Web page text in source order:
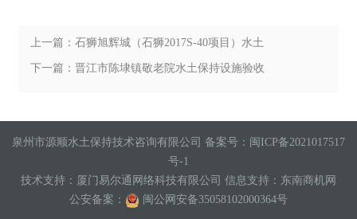
上一篇：石狮旭辉城（石狮2017S-40项目）水土
保持设施验收工作
下一篇：晋江市陈埭镇敬老院水土保持设施验收
泉州市源顺水土保持技术咨询有限公司 备案号： 闽ICP备2021017517
号-1
技术支持： 厦门易尔通网络科技有限公司 信息支持： 东南商机网
公安备案：
闽公网安备35058102000364号